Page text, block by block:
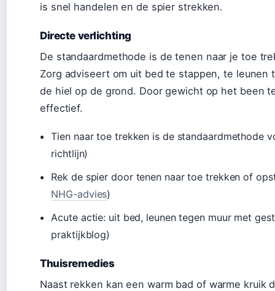
is snel handelen en de spier strekken.
Directe verlichting
De standaardmethode is de tenen naar je toe
Zorg adviseert om uit bed te stappen, te
de hiel op de grond. Door gewicht op het been
effectief.
Tien naar toe trekken is de standaardmethode
richtlijn)
Rek de spier door tenen naar toe trekken of
NHG-advies)
Acute actie: uit bed, leunen tegen muur met
praktijkblog)
Thuisremedies
Naast rekken kan een warm bad of warme kruik